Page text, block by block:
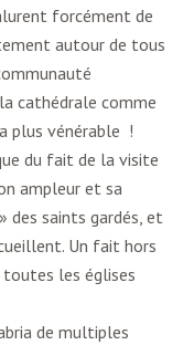
forcément de
autour de tous
cathédrale comme
plus vénérable !
du fait de la visite
ampleur et sa
des saints gardés, et
Un fait hors
les églises
de multiples